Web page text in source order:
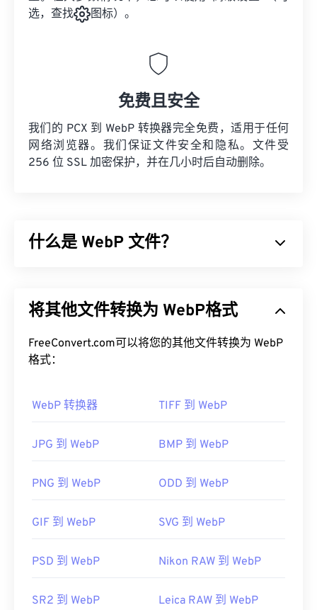
选，查找
图标）。
免费且安全
我们的 PCX 到 WebP 转换器完全免费，适用于任何
网络浏览器。我们保证文件安全和隐私。文件受
256 位 SSL 加密保护，并在几小时后自动删除。
什么是 WebP 文件？
JPEG (JPG)和便携式网络图形 (PNG)文件小 30%，
的加载速度非常快。
默认打开 WebP 的程序是
Google
文件也可在GIMP Microsoft Paint上自动打开。除
式。
Photopea。此外，还可以尝试 Corel PaintShop Pro
的插件。
开发者： 谷歌
将其他文件转换为 WebP格式
FreeConvert.com可以将您的其他文件转换为 WebP
格式：
WebP 转换器 TIFF 到 WebP
JPG 到 WebP BMP 到 WebP
PNG 到 WebP ODD 到 WebP
GIF 到 WebP SVG 到 WebP
PSD 到 WebP Nikon RAW 到 WebP
SR2 到 WebP Leica RAW 到 WebP